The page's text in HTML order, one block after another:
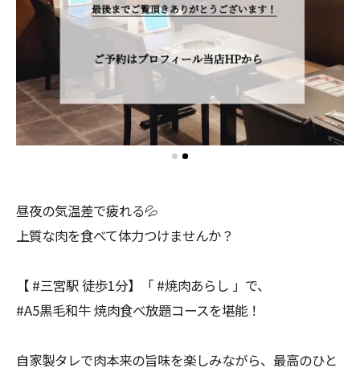
昼夜の気温差で疲れる💦
上質な肉を食べて体力つけませんか？
【 #三宮駅 徒歩1分】「 #焼肉あらし 」で、
#A5黒毛和牛 焼肉食べ放題コースを堪能！
自家製タレで肉本来の旨味を楽しみながら、最高のひと